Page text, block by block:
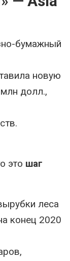
бумажный
новую
долл.,
это шаг
леса
конец 2020